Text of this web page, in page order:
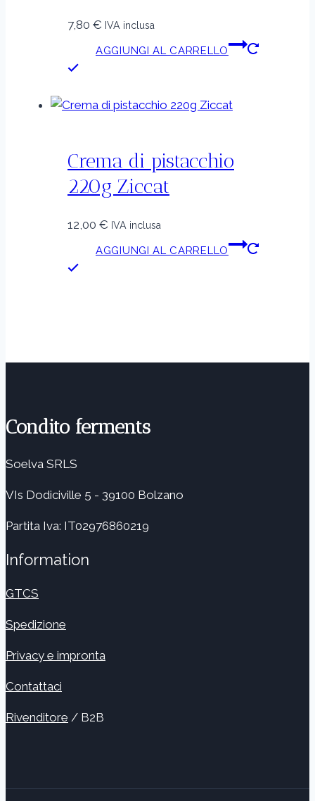
7,80 € IVA inclusa
AGGIUNGI AL CARRELLO
Crema di pistacchio
220g Ziccat
12,00 € IVA inclusa
AGGIUNGI AL CARRELLO
Condito ferments
Soelva SRLS
VIs Dodiciville 5 - 39100 Bolzano
Partita Iva: IT02976860219
Information
GTCS
Spedizione
Privacy e impronta
Contattaci
Rivenditore / B2B